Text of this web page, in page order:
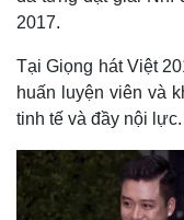
2017.
Tại Giọng hát Việt
huấn luyện viên và
tinh tế và đầy nội lực.